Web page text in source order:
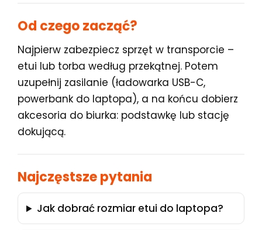
Od czego zacząć?
Najpierw zabezpiecz sprzęt w transporcie –
etui lub torba według przekątnej. Potem
uzupełnij zasilanie (ładowarka USB-C,
powerbank do laptopa), a na końcu dobierz
akcesoria do biurka: podstawkę lub stację
dokującą.
Najczęstsze pytania
Jak dobrać rozmiar etui do laptopa?